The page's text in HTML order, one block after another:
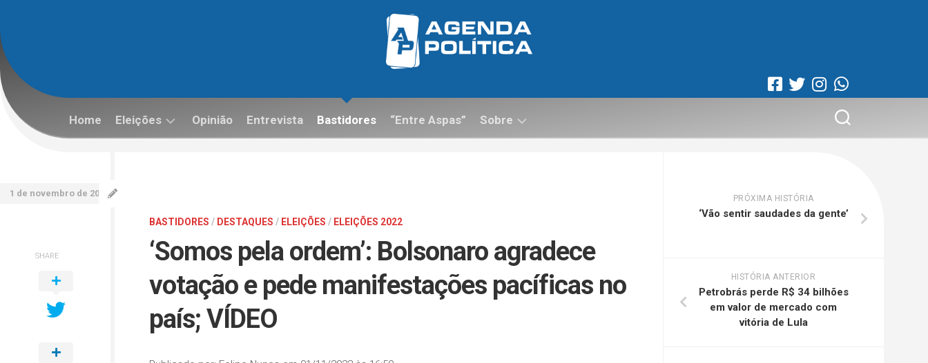
content
Home Eleições Opinião Entrevista Bastidores “Entre Aspas” Sobre
BASTIDORES / DESTAQUES / ELEIÇÕES / ELEIÇÕES 2022
‘Somos pela ordem’: Bolsonaro agradece
votação e pede manifestações pacíficas no
país; VÍDEO
1 de novembro de 2022
SHARE
PRÓXIMA HISTÓRIA
‘Vão sentir saudades da gente’
HISTÓRIA ANTERIOR
Petrobrás perde R$ 34 bilhões
em valor de mercado com
vitória de Lula